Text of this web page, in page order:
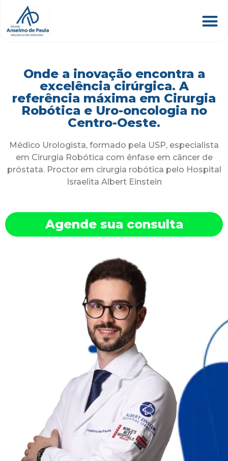
Onde a inovação encontra a
excelência cirúrgica. A
referência máxima em Cirurgia
Robótica e Uro-oncologia no
Centro-Oeste.
Médico Urologista, formado pela USP, especialista
em Cirurgia Robótica com ênfase em câncer de
próstata. Proctor em cirurgia robótica pelo Hospital
Israelita Albert Einstein
Agende sua consulta